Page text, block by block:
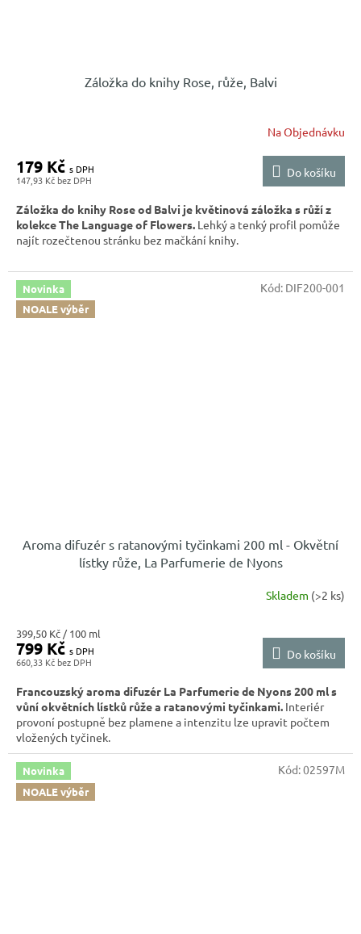
Záložka do knihy Rose, růže, Balvi
Na Objednávku
147,93 Kč
179 Kč Do košíku
Záložka do knihy Rose od Balvi je květinová záložka s růží z
kolekce The Language of Flowers. Lehký a tenký profil pomůže
najít rozečtenou stránku bez mačkání knihy.
Novinka
NOALE výběr
Aroma difuzér s ratanovými tyčinkami 200 ml - Okvětní
lístky růže, La Parfumerie de Nyons
Skladem (>2 ks)
660,33 Kč
799 Kč
Měrná
cena:
399,50 Kč / 100 ml
Do košíku
Francouzský aroma difuzér La Parfumerie de Nyons 200 ml s
vůní okvětních lístků růže a ratanovými tyčinkami. Interiér
provoní postupně bez plamene a intenzitu lze upravit počtem
vložených tyčinek.
Kód: DIF200-001
Novinka
NOALE výběr
Kód:02597M